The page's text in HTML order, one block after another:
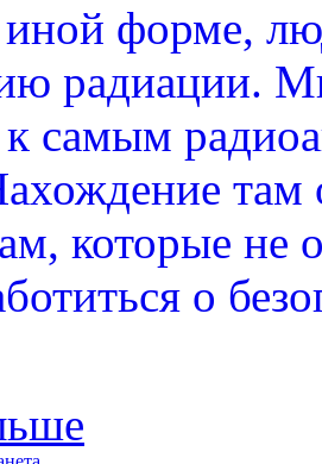
форме,
радиации.
к самым
которые не
о